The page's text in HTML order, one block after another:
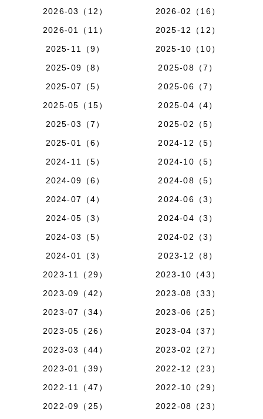
2026-03（12）
2026-02（16）
2026-01（11）
2025-12（12）
2025-11（9）
2025-10（10）
2025-09（8）
2025-08（7）
2025-07（5）
2025-06（7）
2025-05（15）
2025-04（4）
2025-03（7）
2025-02（5）
2025-01（6）
2024-12（5）
2024-11（5）
2024-10（5）
2024-09（6）
2024-08（5）
2024-07（4）
2024-06（3）
2024-05（3）
2024-04（3）
2024-03（5）
2024-02（3）
2024-01（3）
2023-12（8）
2023-11（29）
2023-10（43）
2023-09（42）
2023-08（33）
2023-07（34）
2023-06（25）
2023-05（26）
2023-04（37）
2023-03（44）
2023-02（27）
2023-01（39）
2022-12（23）
2022-11（47）
2022-10（29）
2022-09（25）
2022-08（23）